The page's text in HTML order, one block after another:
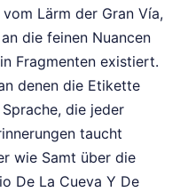
Lärm der Gran Vía,
die feinen Nuancen
Fragmenten existiert.
denen die Etikette
die jeder
taucht
wie Samt über die
De La Cueva Y De